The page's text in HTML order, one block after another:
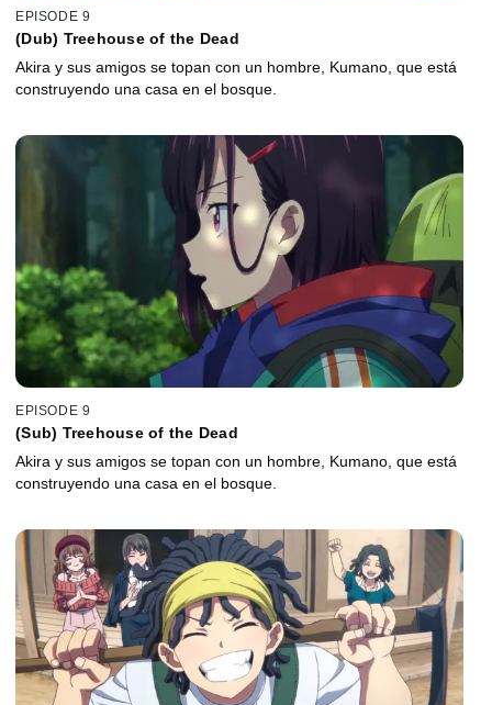
EPISODE 9
(Dub) Treehouse of the Dead
Akira y sus amigos se topan con un hombre, Kumano, que está
construyendo una casa en el bosque.
EPISODE 9
(Sub) Treehouse of the Dead
Akira y sus amigos se topan con un hombre, Kumano, que está
construyendo una casa en el bosque.